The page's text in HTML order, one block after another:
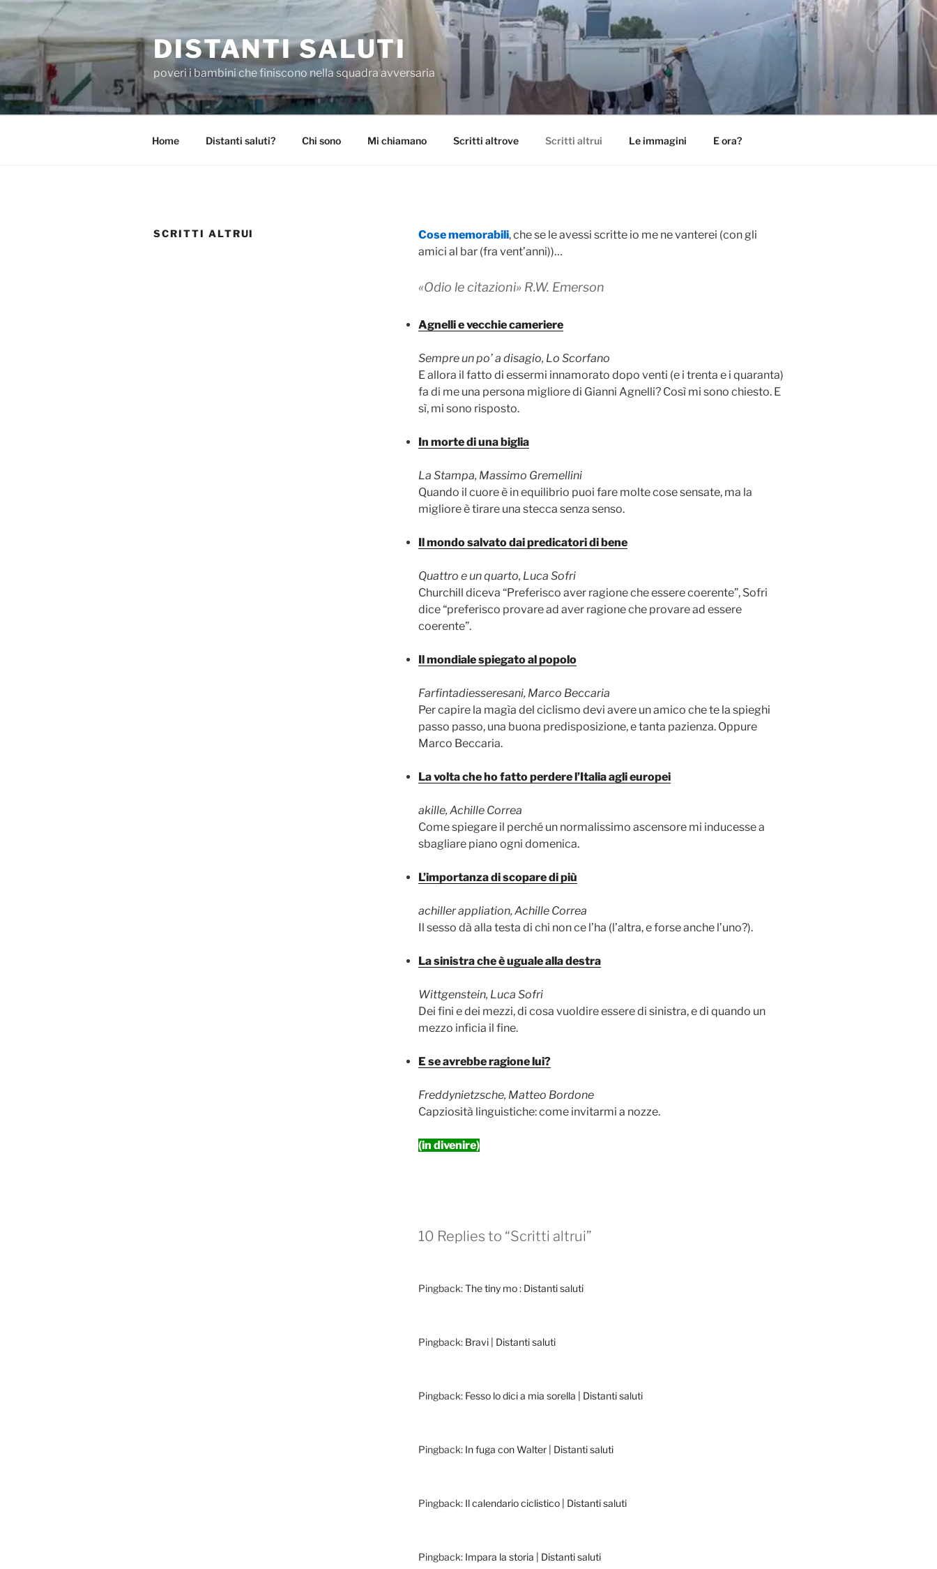
content
DISTANTI SALUTI
poveri i bambini che finiscono nella squadra avversaria
Home Distanti saluti? Chi sono Mi chiamano Scritti altrove Scritti altrui Le immagini E ora?
SCRITTI ALTRUI Cose memorabili, che se le avessi scritte io me ne vanterei (con gli
amici al bar (fra vent’anni))…
«Odio le citazioni»R.W. Emerson
Agnelli e vecchie cameriere
Sempre un po’ a disagio, Lo Scorfano
E allora il fatto di essermi innamorato dopo venti (e i trenta e i quaranta)
fa di me una persona migliore di Gianni Agnelli? Così mi sono chiesto. E
sì, mi sono risposto.
In morte di una biglia
La Stampa, Massimo Gremellini
Quando il cuore è in equilibrio puoi fare molte cose sensate, ma la
migliore è tirare una stecca senza senso.
Il mondo salvato dai predicatori di bene
Quattro e un quarto, Luca Sofri
Churchill diceva “Preferisco aver ragione che essere coerente”, Sofri
dice “preferisco provare ad aver ragione che provare ad essere
coerente”.
Il mondiale spiegato al popolo
Farfintadiesseresani, Marco Beccaria
Per capire la magìa del ciclismo devi avere un amico che te la spieghi
passo passo, una buona predisposizione, e tanta pazienza. Oppure
Marco Beccaria.
La volta che ho fatto perdere l’Italia agli europei
akille, Achille Correa
Come spiegare il perché un normalissimo ascensore mi inducesse a
sbagliare piano ogni domenica.
L’importanza di scopare di più
achiller appliation, Achille Correa
Il sesso dà alla testa di chi non ce l’ha (l’altra, e forse anche l’uno?).
La sinistra che è uguale alla destra
Wittgenstein, Luca Sofri
Dei fini e dei mezzi, di cosa vuoldire essere di sinistra, e di quando un
mezzo inficia il fine.
E se avrebbe ragione lui?
Freddynietzsche, Matteo Bordone
Capziosità linguistiche: come invitarmi a nozze.
(in divenire)
10 Replies to “Scritti altrui”
Pingback:The tiny mo : Distanti saluti
Pingback: Bravi | Distanti saluti
Pingback: Fesso lo dici a mia sorella | Distanti saluti
Pingback: In fuga con Walter | Distanti saluti
Pingback: Il calendario ciclistico | Distanti saluti
Pingback: Impara la storia | Distanti saluti